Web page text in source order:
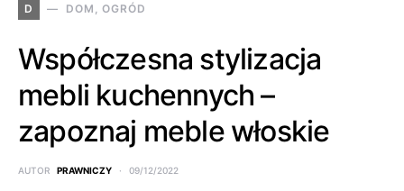
D DOM, OGRÓD
Współczesna stylizacja
mebli kuchennych –
zapoznaj meble włoskie
AUTOR PRAWNICZY 09/12/2022